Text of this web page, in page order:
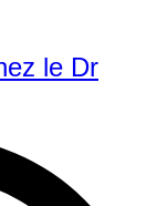
le Dr